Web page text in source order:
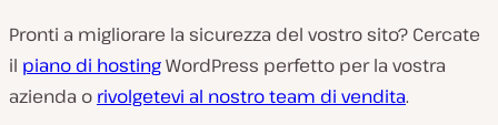
Pronti a migliorare la sicurezza del vostro sito? Cercate
il piano di hostingWordPress perfetto per la vostra
azienda o rivolgetevi al nostro team di vendita.